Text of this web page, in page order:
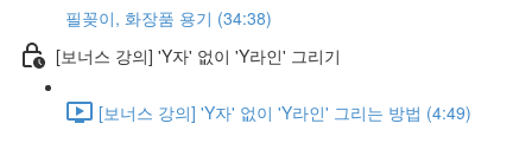
필꽂이, 화장품 용기 (34:38)
[보너스 강의] 'Y자' 없이 'Y라인' 그리기
[보너스 강의] 'Y자' 없이 'Y라인' 그리는 방법 (4:49)